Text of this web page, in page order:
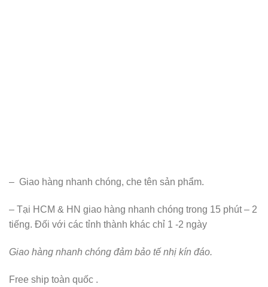
– Giao hàng nhanh chóng, che tên sản phẩm.
– Tại HCM & HN giao hàng nhanh chóng trong 15 phút – 2
tiếng. Đối với các tỉnh thành khác chỉ 1 -2 ngày
Giao hàng nhanh chóng đảm bảo tế nhị kín đáo.
Free ship toàn quốc .